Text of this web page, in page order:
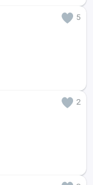
5
2